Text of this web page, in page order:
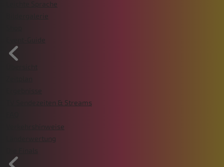
Leichte Sprache
Bildergalerie
TV Sendezeiten & Streams
Verkehrshinweise
Länderwertung